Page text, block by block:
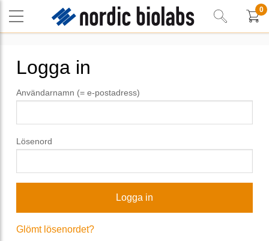
0
Logga in
Användarnamn (= e-postadress)
Lösenord
Glömt lösenordet?